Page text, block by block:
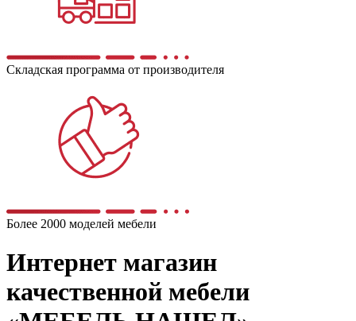
Складская программа от производителя
Более 2000 моделей мебели
Интернет магазин
качественной мебели